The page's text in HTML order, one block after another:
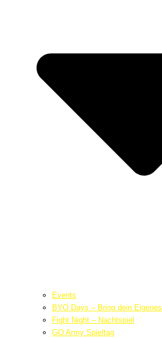
Events
BYO Days – Bring dein Eigenes
Fight Night – Nachtspiel
GO Army Spieltag